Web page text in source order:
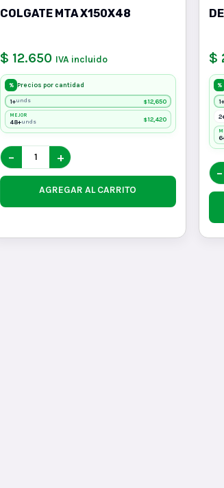
COLGATE MTA X150X48
$ 12.650 IVA incluido
% Precios por cantidad
1+unds $12,650
MEJOR
48+unds $12,420
− +
AGREGAR AL CARRITO
$
%
1+
−